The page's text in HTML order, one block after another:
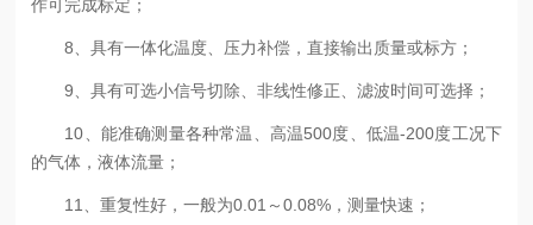
作可完成标定；
8、具有一体化温度、压力补偿，直接输出质量或标方；
9、具有可选小信号切除、非线性修正、滤波时间可选择；
10、能准确测量各种常温、高温500度、低温-200度工况下
的气体，液体流量；
11、重复性好，一般为0.01～0.08%，测量快速；